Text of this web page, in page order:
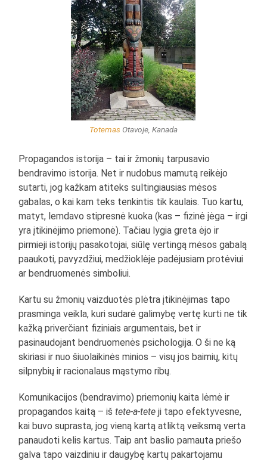
TotemasOtavoje, Kanada
Propagandos istorija – tai ir žmonių tarpusavio
bendravimo istorija. Net ir nudobus mamutą reikėjo
sutarti, jog kažkam atiteks sultingiausias mėsos
gabalas, o kai kam teks tenkintis tik kaulais. Tuo kartu,
matyt, lemdavo stipresnė kuoka (kas – fizinė jėga – irgi
yra įtikinėjimo priemonė). Tačiau lygia greta ėjo ir
pirmieji istorijų pasakotojai, siūlę vertingą mėsos gabalą
paaukoti, pavyzdžiui, medžioklėje padėjusiam protėviui
ar bendruomenės simboliui.
Kartu su žmonių vaizduotės plėtra įtikinėjimas tapo
prasminga veikla, kuri sudarė galimybę vertę kurti ne tik
kažką priverčiant fiziniais argumentais, bet ir
pasinaudojant bendruomenės psichologija. O ši ne ką
skiriasi ir nuo šiuolaikinės minios – visų jos baimių, kitų
silpnybių ir racionalaus mąstymo ribų.
Komunikacijos (bendravimo) priemonių kaita lėmė ir
propagandos kaitą – ištete-a-tete ji tapo efektyvesne,
kai buvo suprasta, jog vieną kartą atliktą veiksmą verta
panaudoti kelis kartus. Taip ant baslio pamauta priešo
galva tapo vaizdiniu ir daugybę kartų pakartojamu